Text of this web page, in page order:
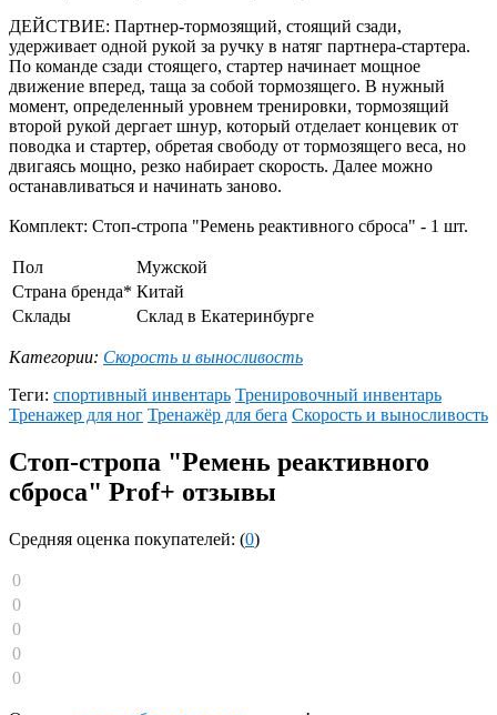
ДЕЙСТВИЕ: Партнер-тормозящий, стоящий сзади,
удерживает одной рукой за ручку в натяг партнера-стартера.
По команде сзади стоящего, стартер начинает мощное
движение вперед, таща за собой тормозящего. В нужный
момент, определенный уровнем тренировки, тормозящий
второй рукой дергает шнур, который отделает концевик от
поводка и стартер, обретая свободу от тормозящего веса, но
двигаясь мощно, резко набирает скорость. Далее можно
останавливаться и начинать заново.
Комплект: Стоп-стропа "Ремень реактивного сброса" - 1 шт.
Пол
Мужской
Страна бренда* Китай
Склады
Склад в Екатеринбурге
Категории: Скорость и выносливость
Теги: спортивный инвентарь Тренировочный инвентарь
Тренажер для ног Тренажёр для бега Скорость и выносливость
Стоп-стропа "Ремень реактивного
сброса" Prof+ отзывы
Средняя оценка покупателей: (0)
0
0
0
0
0